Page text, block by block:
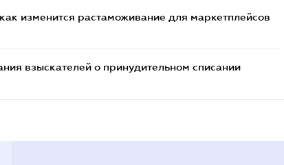
изменится растаможивание для маркетплейсов
взыскателей о принудительном списании